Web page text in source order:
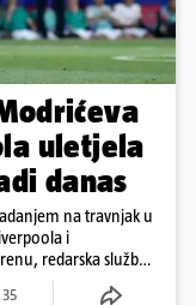
uletjela
danas
na travnjak u
i
redarska služba
su svijet.
35